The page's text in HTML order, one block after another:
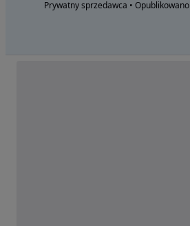
Prywatny sprzedawca • Opublikowano